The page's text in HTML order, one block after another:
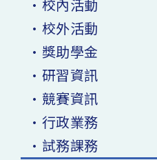
•校內活動
•校外活動
•獎助學金
•研習資訊
•競賽資訊
•行政業務
•試務課務